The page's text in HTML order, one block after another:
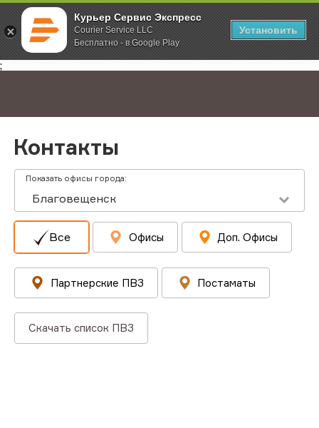
Курьер Сервис Экспресс
Courier Service LLC
Бесплатно - в Google Play
Установить
;
Главная Контакты
Контакты
Благовещенск
Показать офисы города:
Все Офисы Доп. Офисы
Партнерские ПВЗ Постаматы
Скачать список ПВЗ